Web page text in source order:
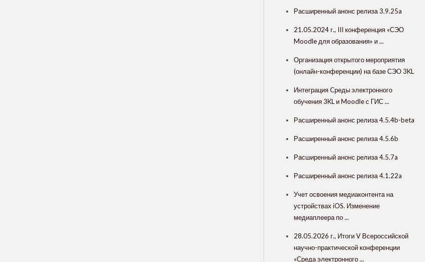
Расширенный анонс релиза 3.9.25a
21.05.2024 г., III конференция «СЭО
Moodle для образования» и ...
Организация открытого мероприятия
(онлайн-конференции) на базе СЭО 3KL
Интеграция Cреды электронного
обучения 3KL и Moodle с ГИС ...
Расширенный анонс релиза 4.5.4b-beta
Расширенный анонс релиза 4.5.6b
Расширенный анонс релиза 4.5.7a
Расширенный анонс релиза 4.1.22a
Учет освоения медиаконтента на
устройствах iOS. Изменение
медиаплеера по ...
28.05.2026 г., Итоги V Всероссийской
научно-практической конференции
«Среда электронного ...